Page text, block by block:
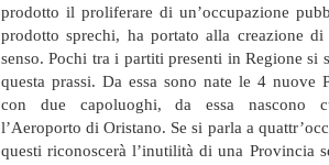
prodotto il proliferare di un’occupazione
prodotto sprechi, ha portato alla creazione di
senso. Pochi tra i partiti presenti in Regione si
questa prassi. Da essa sono nate le 4 nuove
con due capoluoghi, da essa nascono
l’Aeroporto di Oristano. Se si parla a
questi riconoscerà l’inutilità di una Provincia